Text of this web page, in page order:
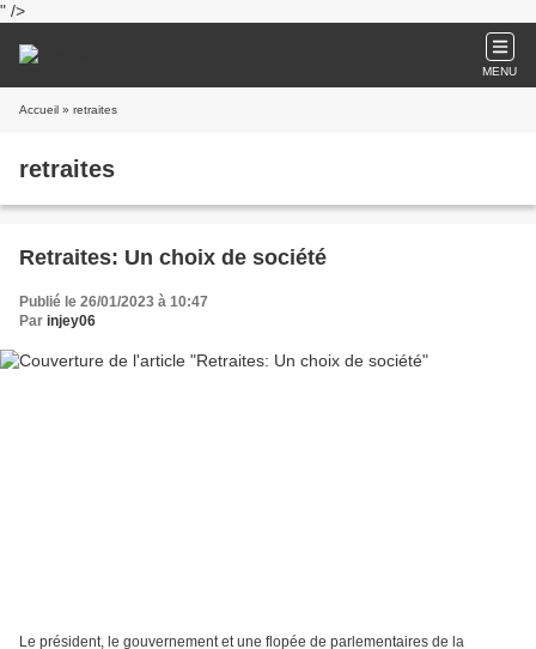
" />
MENU
Accueil » retraites
retraites
Retraites: Un choix de société
Publié le 26/01/2023 à 10:47
Par injey06
Le président, le gouvernement et une flopée de parlementaires de la